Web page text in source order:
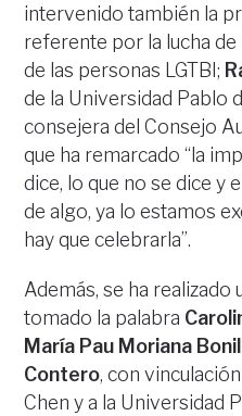
intervenido también la
referente por la lucha
de las personas LGTBI;
de la Universidad Pablo
consejera del Consejo
que ha remarcado “la
dice, lo que no se dice y
de algo, ya lo estamos
hay que celebrarla”.
Además, se ha realizado
tomado la palabra
María Pau Moriana
Contero, con
Chen y a la Universidad